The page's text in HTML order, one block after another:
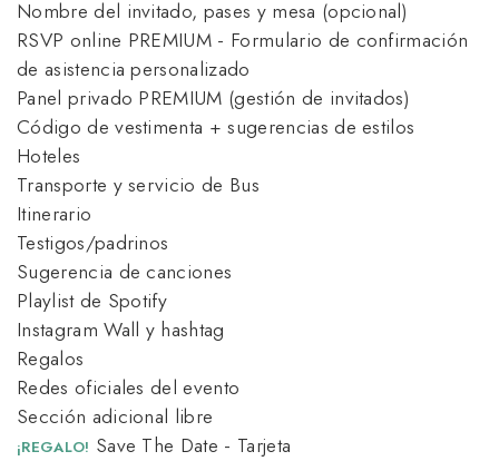
Nombre del invitado, pases y mesa (opcional)
RSVP online PREMIUM - Formulario de confirmación
de asistencia personalizado
Panel privado PREMIUM (gestión de invitados)
Código de vestimenta + sugerencias de estilos
Hoteles
Transporte y servicio de Bus
Itinerario
Testigos/padrinos
Sugerencia de canciones
Playlist de Spotify
Instagram Wall y hashtag
Regalos
Redes oficiales del evento
Sección adicional libre
¡REGALO! Save The Date - Tarjeta